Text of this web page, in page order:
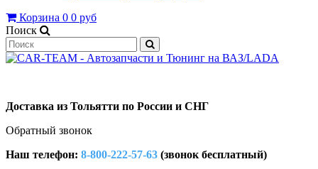
Корзина 0 0 руб
Поиск
Доставка из Тольятти по России и СНГ
Обратный звонок
Наш телефон: 8-800-222-57-63 (звонок бесплатный)